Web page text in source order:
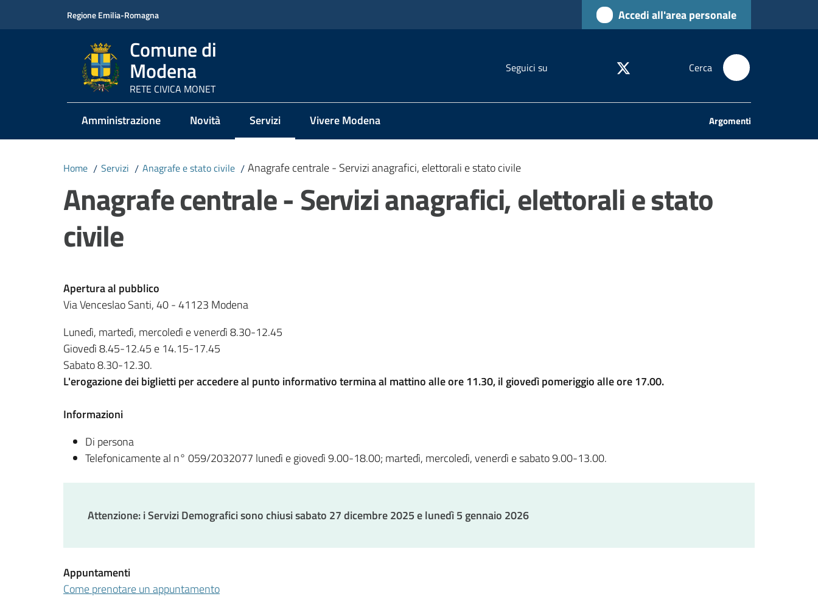
Regione Emilia-Romagna Accedi all'area personale
Comune di
Modena
RETE CIVICA MONET
Seguici su Cerca
Amministrazione Novità Servizi
Menu selezionatoVivere Modena Argomenti
Home / Servizi / Anagrafe e stato civile /Anagrafe centrale - Servizi anagrafici, elettorali e stato civile
Anagrafe centrale - Servizi anagrafici, elettorali e stato
civile
Apertura al pubblico
Via Venceslao Santi, 40 - 41123 Modena
Lunedì, martedì, mercoledì e venerdì 8.30-12.45
Giovedì 8.45-12.45 e 14.15-17.45
Sabato 8.30-12.30.
L'erogazione dei biglietti per accedere al punto informativo termina al mattino alle ore 11.30, il giovedì pomeriggio alle ore 17.00.
Informazioni
Di persona
Telefonicamente al n° 059/2032077 lunedì e giovedì 9.00-18.00; martedì, mercoledì, venerdì e sabato 9.00-13.00.
Attenzione: i Servizi Demografici sono chiusi sabato 27 dicembre 2025 e lunedì 5 gennaio 2026
Appuntamenti
Come prenotare un appuntamento